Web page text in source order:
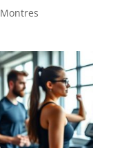
Montres